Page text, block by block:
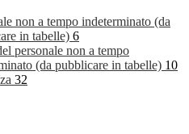
non a tempo indeterminato (da
in tabelle) 6
personale non a tempo
(da pubblicare in tabelle) 10
32